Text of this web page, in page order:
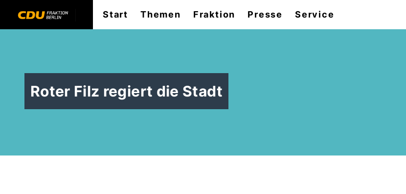
Start Themen Fraktion Presse Service
Roter Filz regiert die Stadt